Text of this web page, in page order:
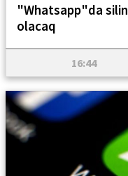
"Whatsapp"da
olacaq
16:44